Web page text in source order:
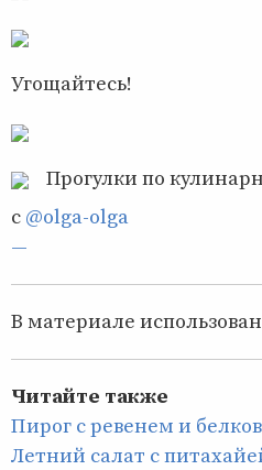
Угощайтесь!
Прогулки по
с @olga-olga
—
В материале
Читайте также
Пирог с ревенем и
Летний салат с